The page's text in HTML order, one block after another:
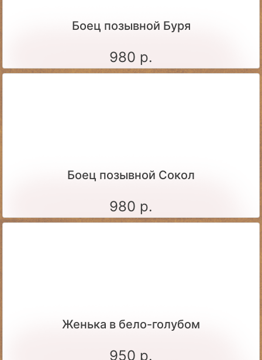
Боец позывной Буря
980 р.
Боец позывной Сокол
980 р.
Женька в бело-голубом
950 р.